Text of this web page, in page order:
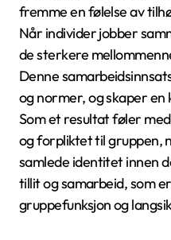
fremme en følelse av
Når individer jobber
de sterkere
Denne
og normer, og skaper
Som et resultat føler
og forpliktet til gruppen,
samlede identitet innen
tillit og samarbeid, som
gruppefunksjon og